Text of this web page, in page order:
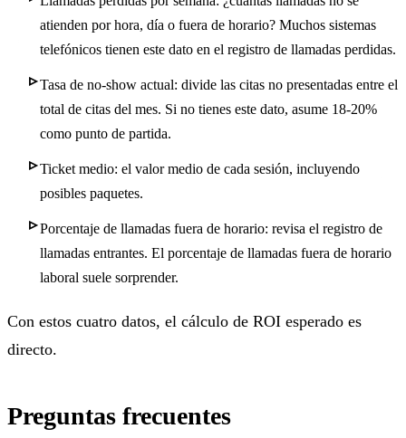
atienden por hora, día o fuera de horario? Muchos sistemas
telefónicos tienen este dato en el registro de llamadas perdidas.
Tasa de no-show actual: divide las citas no presentadas entre el
total de citas del mes. Si no tienes este dato, asume 18-20%
como punto de partida.
Ticket medio: el valor medio de cada sesión, incluyendo
posibles paquetes.
Porcentaje de llamadas fuera de horario: revisa el registro de
llamadas entrantes. El porcentaje de llamadas fuera de horario
laboral suele sorprender.
Con estos cuatro datos, el cálculo de ROI esperado es
directo.
Preguntas frecuentes